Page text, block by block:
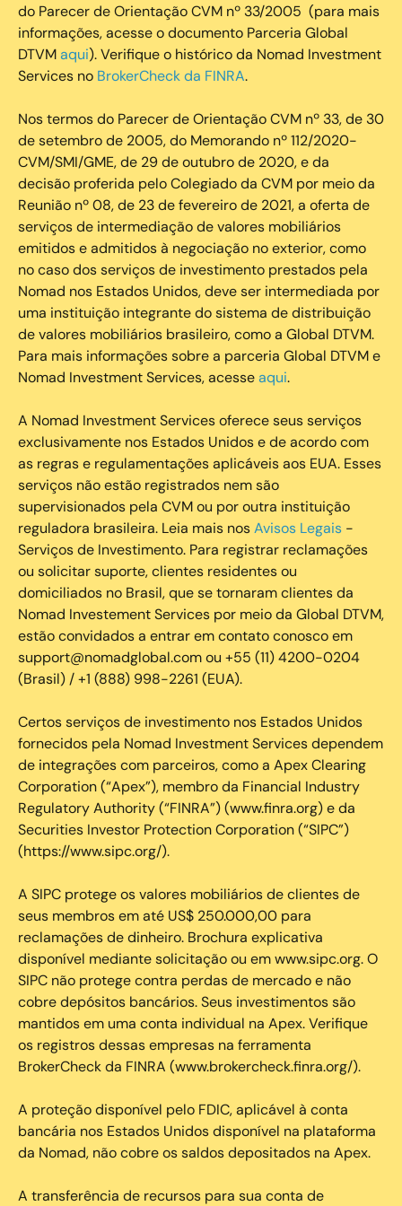
do Parecer de Orientação CVM nº 33/2005 (para mais
informações, acesse o documento Parceria Global
DTVMaqui). Verifique o histórico da Nomad Investment
Services no BrokerCheck da FINRA.
Nos termos do Parecer de Orientação CVM nº 33, de 30
de setembro de 2005, do Memorando nº 112/2020-
CVM/SMI/GME, de 29 de outubro de 2020, e da
decisão proferida pelo Colegiado da CVM por meio da
Reunião nº 08, de 23 de fevereiro de 2021, a oferta de
serviços de intermediação de valores mobiliários
emitidos e admitidos à negociação no exterior, como
no caso dos serviços de investimento prestados pela
Nomad nos Estados Unidos, deve ser intermediada por
uma instituição integrante do sistema de distribuição
de valores mobiliários brasileiro, como a Global DTVM.
Para mais informações sobre a parceria Global DTVM e
Nomad Investment Services, acesseaqui.
A Nomad Investment Services oferece seus serviços
exclusivamente nos Estados Unidos e de acordo com
as regras e regulamentações aplicáveis aos EUA. Esses
serviços não estão registrados nem são
supervisionados pela CVM ou por outra instituição
reguladora brasileira. Leia mais nosAvisos Legais -
Serviços de Investimento. Para registrar reclamações
ou solicitar suporte, clientes residentes ou
domiciliados no Brasil, que se tornaram clientes da
Nomad Investement Services por meio da Global DTVM,
estão convidados a entrar em contato conosco em
support@nomadglobal.com ou +55 (11) 4200-0204
(Brasil) / +1 (888) 998-2261 (EUA).
Certos serviços de investimento nos Estados Unidos
fornecidos pela Nomad Investment Services dependem
de integrações com parceiros, como a Apex Clearing
Corporation (“Apex”), membro da Financial Industry
Regulatory Authority (“FINRA”) (www.finra.org) e da
Securities Investor Protection Corporation (“SIPC”)
(https://www.sipc.org/).
A SIPC protege os valores mobiliários de clientes de
seus membros em até US$ 250.000,00 para
reclamações de dinheiro. Brochura explicativa
disponível mediante solicitação ou em www.sipc.org. O
SIPC não protege contra perdas de mercado e não
cobre depósitos bancários. Seus investimentos são
mantidos em uma conta individual na Apex. Verifique
os registros dessas empresas na ferramenta
BrokerCheck da FINRA (www.brokercheck.finra.org/).
A proteção disponível pelo FDIC, aplicável à conta
bancária nos Estados Unidos disponível na plataforma
da Nomad, não cobre os saldos depositados na Apex.
A transferência de recursos para sua conta de